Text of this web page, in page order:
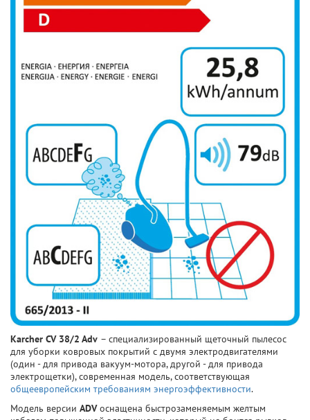
Karcher CV 38/2 Adv – специализированный щеточный пылесос
для уборки ковровых покрытий с двумя электродвигателями
(один - для привода вакуум-мотора, другой - для привода
электрощетки), современная модель, соответствующая
общеевропейским требованиям энергоэффективности.
Модель версии ADVоснащена быстрозаменяемым желтым